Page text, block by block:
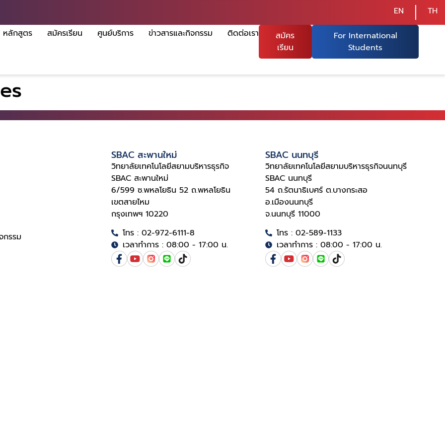
EN
TH
หลักสูตร สมัครเรียน ศูนย์บริการ ข่าวสารและกิจกรรม ติดต่อเรา
สมัคร
เรียน
For International
Students
กรรม
SBAC สะพานใหม่
วิทยาลัยเทคโนโลยีสยามบริหารธุรกิจ
SBAC สะพานใหม่
6/599 ซ.พหลโยธิน 52 ถ.พหลโยธิน
เขตสายไหม
กรุงเทพฯ 10220
โทร : 02-972-6111-8
เวลาทำการ : 08:00 - 17:00 น.
SBAC นนทบุรี
วิทยาลัยเทคโนโลยีสยามบริหารธุรกิจนนทบุรี
SBAC นนทบุรี
54 ถ.รัตนาธิเบศร์ ต.บางกระสอ
อ.เมืองนนทบุรี
จ.นนทบุรี 11000
โทร : 02-589-1133
เวลาทำการ : 08:00 - 17:00 น.